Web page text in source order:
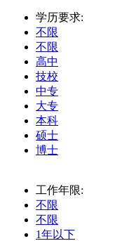
学历要求:
不限
不限
高中
技校
中专
大专
本科
硕士
博士
工作年限:
不限
不限
1年以下